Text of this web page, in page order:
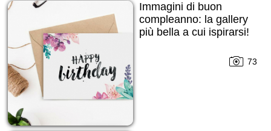
Immagini di buon
compleanno: la gallery
più bella a cui ispirarsi!
73